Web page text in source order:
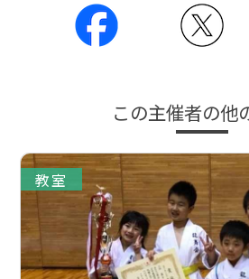
この主催者の他
教室